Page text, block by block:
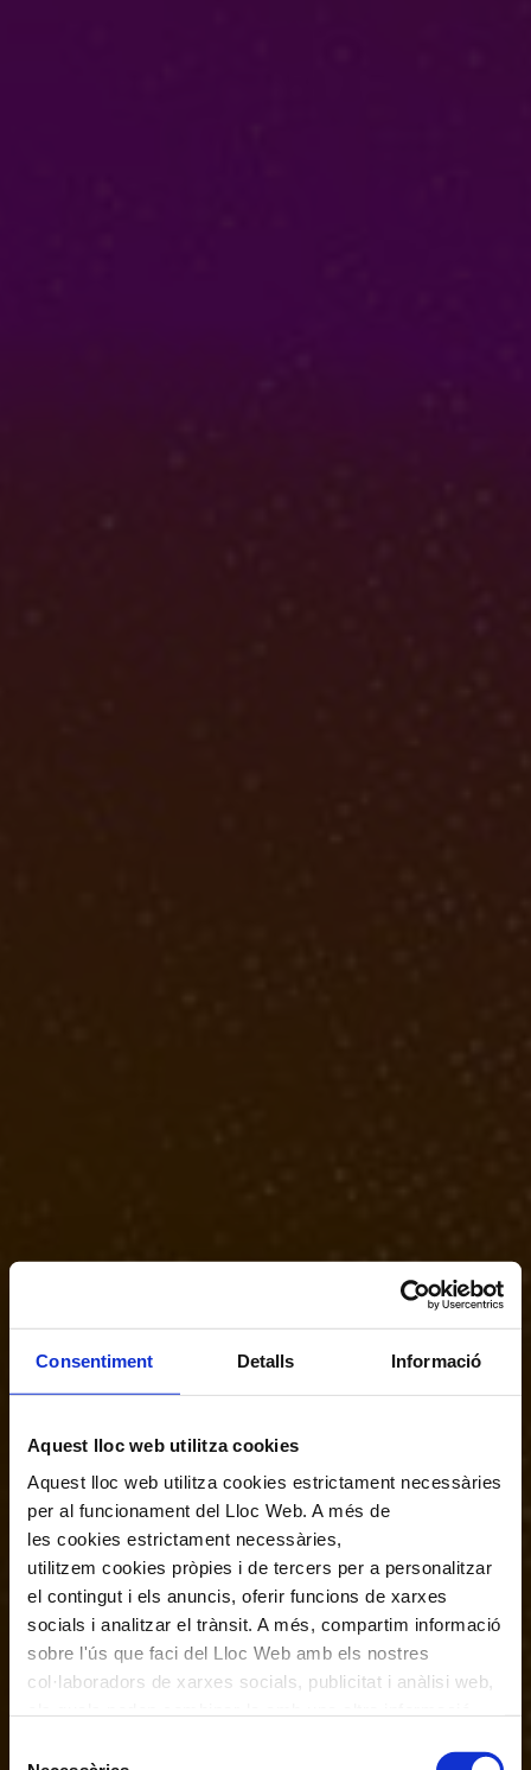
Consentiment Detalls Informació
Aquest lloc web utilitza cookies
Aquest lloc web utilitza cookies estrictament necessàries
per al funcionament del Lloc Web. A més de
les cookies estrictament necessàries,
utilitzem cookies pròpies i de tercers per a personalitzar
el contingut i els anuncis, oferir funcions de xarxes
socials i analitzar el trànsit. A més, compartim informació
sobre l'ús que faci del Lloc Web amb els nostres
col·laboradors de xarxes socials, publicitat i anàlisi web,